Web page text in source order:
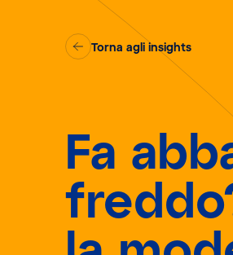
Torna agli insights
Fa